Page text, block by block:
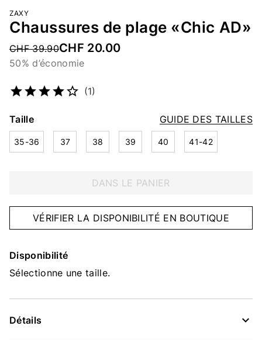
ZAXY
Chaussures de plage «Chic AD»
Price reduced from
CHF 39.90CHF 20.00
50% d’économie
(1)
GUIDE DES TAILLES
Taille
35-36 37 38 39 40 41-42
DANS LE PANIER
VÉRIFIER LA DISPONIBILITÉ EN BOUTIQUE
Disponibilité
Sélectionne une taille.
Détails